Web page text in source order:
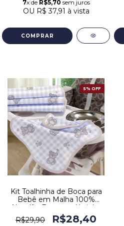
7x de R$5,70 sem juros
OU R$ 37,91 à vista
5% OFF
Kit Toalhinha de Boca para
Bebê em Malha 100%
Algodão Estampa Ursinho
Bege
R$29,90 R$28,40